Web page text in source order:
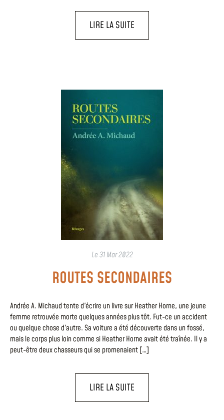
LIRE LA SUITE
Le31 Mar 2022
ROUTES SECONDAIRES
Andrée A. Michaud tente d'écrire un livre sur Heather Horne, une jeune
femme retrouvée morte quelques années plus tôt. Fut-ce un accident
ou quelque chose d'autre. Sa voiture a été découverte dans un fossé,
mais le corps plus loin comme si Heather Horne avait été traînée. Il y a
peut-être deux chasseurs qui se promenaient […]
LIRE LA SUITE